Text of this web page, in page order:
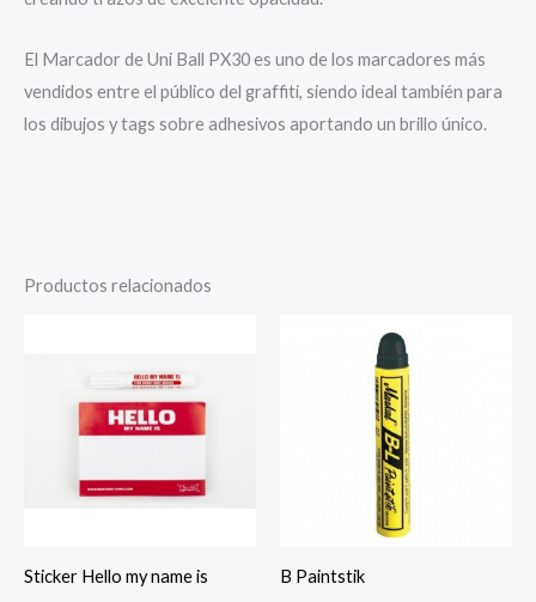
El Marcador de Uni Ball PX30 es uno de los marcadores más
vendidos entre el público del graffiti, siendo ideal también para
los dibujos y tags sobre adhesivos aportando un brillo único.
Productos relacionados
Sticker Hello my name is B Paintstik
de
precios:
desde
2,95 €
hasta
3,50 €